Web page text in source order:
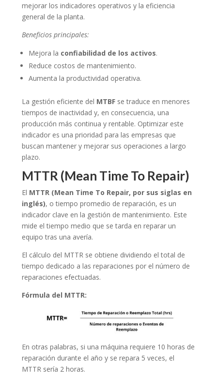
mejorar los indicadores operativos y la eficiencia
general de la planta.
Beneficios principales:
Mejora la confiabilidad de los activos.
Reduce costos de mantenimiento.
Aumenta la productividad operativa.
La gestión eficiente del MTBFse traduce en menores
tiempos de inactividad y, en consecuencia, una
producción más continua y rentable. Optimizar este
indicador es una prioridad para las empresas que
buscan mantener y mejorar sus operaciones a largo
plazo.
MTTR (Mean Time To Repair)
El MTTR (Mean Time To Repair, por sus siglas en
inglés), o tiempo promedio de reparación, es un
indicador clave en la gestión de mantenimiento. Este
mide el tiempo medio que se tarda en reparar un
equipo tras una avería.
El cálculo del MTTR se obtiene dividiendo el total de
tiempo dedicado a las reparaciones por el número de
reparaciones efectuadas.
Fórmula del MTTR:
En otras palabras, si una máquina requiere 10 horas de
reparación durante el año y se repara 5 veces, el
MTTR sería 2 horas.